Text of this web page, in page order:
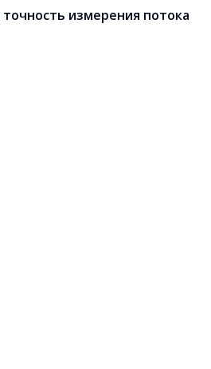
измерения потока